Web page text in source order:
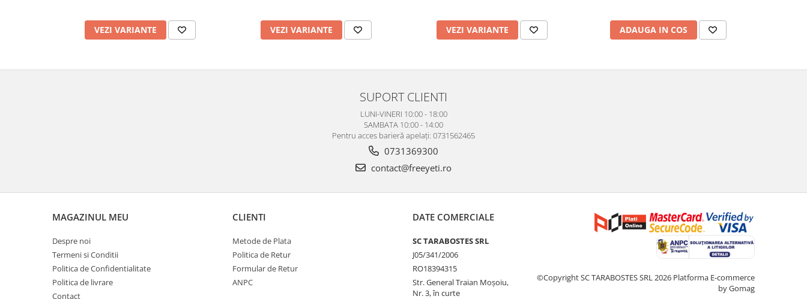
VEZI VARIANTE VEZI VARIANTE VEZI VARIANTE ADAUGA IN COS
SUPORT CLIENTI
LUNI-VINERI 10:00 - 18:00
SAMBATA 10:00 - 14:00
Pentru acces barieră apelați: 0731562465
0731369300
contact@freeyeti.ro
MAGAZINUL MEU
Despre noi
Termeni si Conditii
Politica de Confidentialitate
Politica de livrare
Contact
CLIENTI
Metode de Plata
Politica de Retur
Formular de Retur
ANPC
DATE COMERCIALE
SC TARABOSTES SRL
J05/341/2006
RO18394315
Str. General Traian Moșoiu,
Nr. 3, în curte
©Copyright SC TARABOSTES SRL 2026 Platforma E-commerce
by Gomag